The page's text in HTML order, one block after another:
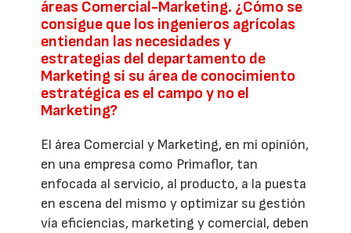
áreas Comercial-Marketing. ¿Cómo se
consigue que los ingenieros agrícolas
entiendan las necesidades y
estrategias del departamento de
Marketing si su área de conocimiento
estratégica es el campo y no el
Marketing?
El área Comercial y Marketing, en mi opinión,
en una empresa como Primaflor, tan
enfocada al servicio, al producto, a la puesta
en escena del mismo y optimizar su gestión
vía eficiencias, marketing y comercial, deben